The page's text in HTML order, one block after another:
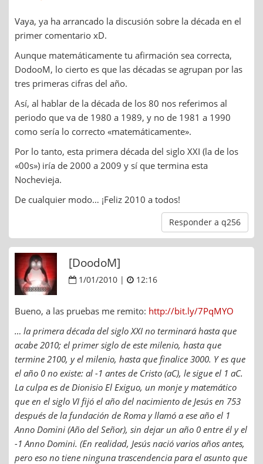
Vaya, ya ha arrancado la discusión sobre la década en el
primer comentario xD.
Aunque matemáticamente tu afirmación sea correcta,
DodooM, lo cierto es que las décadas se agrupan por las
tres primeras cifras del año.
Así, al hablar de la década de los 80 nos referimos al
periodo que va de 1980 a 1989, y no de 1981 a 1990
como sería lo correcto «matemáticamente».
Por lo tanto, esta primera década del siglo XXI (la de los
«00s») iría de 2000 a 2009 y sí que termina esta
Nochevieja.
De cualquier modo… ¡Feliz 2010 a todos!
Responder a q256
[DoodoM]
1/01/2010 | 12:16
Bueno, a las pruebas me remito: http://bit.ly/7PqMYO
… la primera década del siglo XXI no terminará hasta que
acabe 2010; el primer siglo de este milenio, hasta que
termine 2100, y el milenio, hasta que finalice 3000. Y es que
el año 0 no existe: al -1 antes de Cristo (aC), le sigue el 1 aC.
La culpa es de Dionisio El Exiguo, un monje y matemático
que en el siglo VI fijó el año del nacimiento de Jesús en 753
después de la fundación de Roma y llamó a ese año el 1
Anno Domini (Año del Señor), sin dejar un año 0 entre él y el
-1 Anno Domini. (En realidad, Jesús nació varios años antes,
pero eso no tiene ninguna trascendencia para el asunto que